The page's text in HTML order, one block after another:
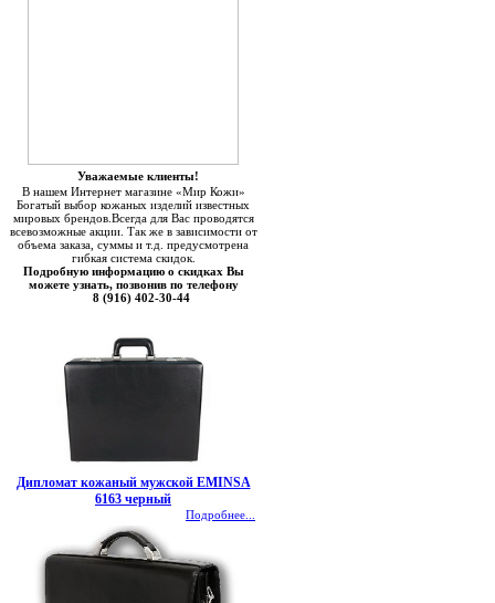
Уважаемые клиенты!
В нашем Интернет магазине «Мир Кожи»
Богатый выбор кожаных изделий известных
мировых брендов.Всегда для Вас проводятся
всевозможные акции. Так же в зависимости от
объема заказа, суммы и т.д. предусмотрена
гибкая система скидок.
Подробную информацию о скидках Вы
можете узнать, позвонив по телефону
8 (916) 402-30-44
Дипломат кожаный мужской EMINSA
6163 черный
Подробнее...